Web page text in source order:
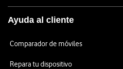
Ayuda al cliente
Comparador de móviles
Repara tu dispositivo